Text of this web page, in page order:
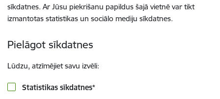
sīkdatnes. Ar Jūsu piekrišanu papildus šajā vietnē var tikt
izmantotas statistikas un sociālo mediju sīkdatnes.
Pielāgot sīkdatnes
Lūdzu, atzīmējiet savu izvēli:
Statistikas sīkdatnes*